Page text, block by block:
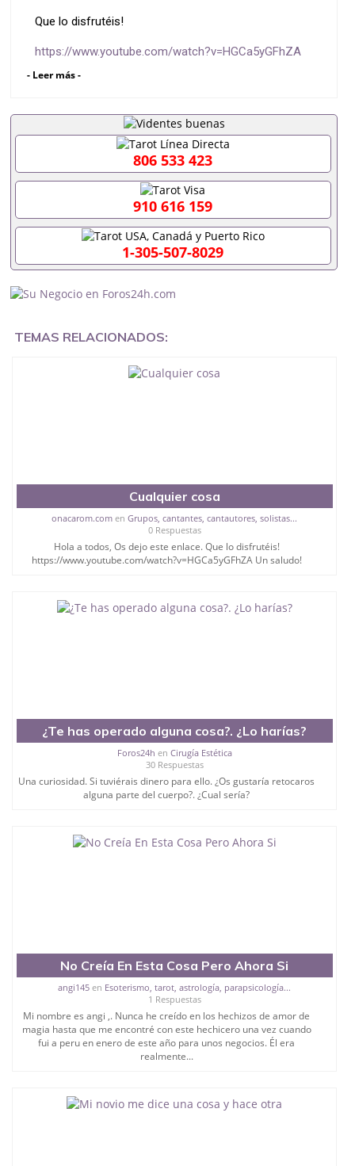
Que lo disfrutéis!
https://www.youtube.com/watch?v=HGCa5yGFhZA
Un saludo!
- Leer más -
806 533 423
910 616 159
1-305-507-8029
TEMAS RELACIONADOS:
Cualquier cosa
onacarom.com enGrupos, cantantes, cantautores, solistas...
0 Respuestas
Hola a todos, Os dejo este enlace. Que lo disfrutéis!
https://www.youtube.com/watch?v=HGCa5yGFhZA Un saludo!
¿Te has operado alguna cosa?. ¿Lo harías?
Foros24h en Cirugía Estética
30 Respuestas
Una curiosidad. Si tuviérais dinero para ello. ¿Os gustaría retocaros
alguna parte del cuerpo?. ¿Cual sería?
No Creía En Esta Cosa Pero Ahora Si
angi145 en Esoterismo, tarot, astrología, parapsicología...
1 Respuestas
Mi nombre es angi ,. Nunca he creído en los hechizos de amor de
magia hasta que me encontré con este hechicero una vez cuando
fui a peru en enero de este año para unos negocios. Él era
realmente...